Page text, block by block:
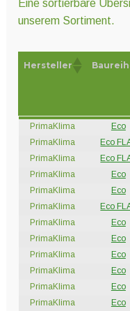
Technik
Hydro- und
Nährstoffe
Erden und Substrate
Töpfe und
Eine sortierbare
unserem Sortiment.
Hersteller
Hersteller
PrimaKlima Eco
PrimaKlima
Eco
PrimaKlima
Eco
PrimaKlima
Eco
PrimaKlima
Eco
PrimaKlima
Eco
PrimaKlima
Eco
PrimaKlima
Eco
PrimaKlima
Eco
PrimaKlima
Eco
PrimaKlima
Eco
PrimaKlima
Eco